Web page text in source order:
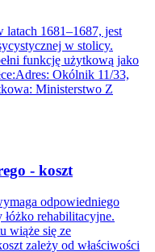
latach 1681–1687, jest
w stolicy.
funkcję użytkową jako
Okólnik 11/33,
Ministerstwo Z
- koszt
odpowiedniego
rehabilitacyjne.
wiąże się ze
zależy od właściwości